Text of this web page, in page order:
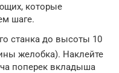
которые
шаге.
станка до высоты 10
желобка). Наклейте
поперек вкладыша